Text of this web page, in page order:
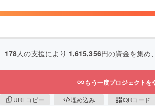
178人の支援により 1,615,356円の資金を集め、
もう一度プロジェクトを
URLコピー 埋め込み QRコード